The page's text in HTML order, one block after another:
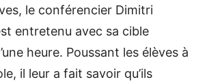
le conférencier Dimitri
entretenu avec sa cible
heure. Poussant les élèves à
il leur a fait savoir qu’ils